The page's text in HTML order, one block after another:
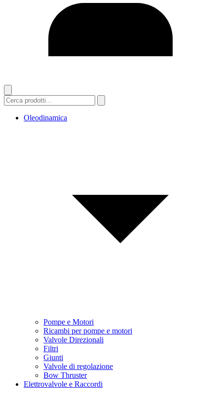
Oleodinamica
Pompe e Motori
Ricambi per pompe e motori
Valvole Direzionali
Filtri
Giunti
Valvole di regolazione
Bow Thruster
Elettrovalvole e Raccordi